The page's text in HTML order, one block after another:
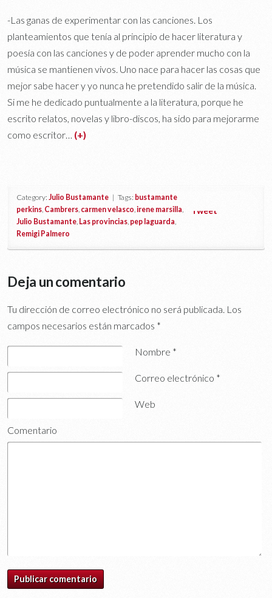
-Las ganas de experimentar con las canciones. Los
planteamientos que tenía al principio de hacer literatura y
poesía con las canciones y de poder aprender mucho con la
música se mantienen vivos. Uno nace para hacer las cosas que
mejor sabe hacer y yo nunca he pretendido salir de la música.
Si me he dedicado puntualmente a la literatura, porque he
escrito relatos, novelas y libro-discos, ha sido para mejorarme
como escritor… (+)
Category:Julio Bustamante | Tags: bustamante
perkins Cambrers carmen velasco ,irene marsilla
Julio Bustamante Las provincias pep laguarda
Remigi Palmero
Tweet
Deja un comentario
Tu dirección de correo electrónico no será publicada. Los
campos necesarios están marcados *
Nombre *
Correo electrónico *
Web
Comentario